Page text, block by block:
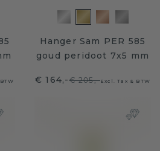
Hanger Sam PER 585
goud peridoot 7x5 mm
€ 164,-€ 205,-Excl. Tax & BTW